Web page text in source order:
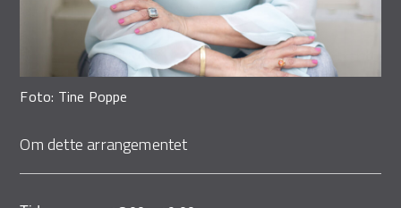
Demo Rona
Foto: Tine Poppe
Om dette arrangementet